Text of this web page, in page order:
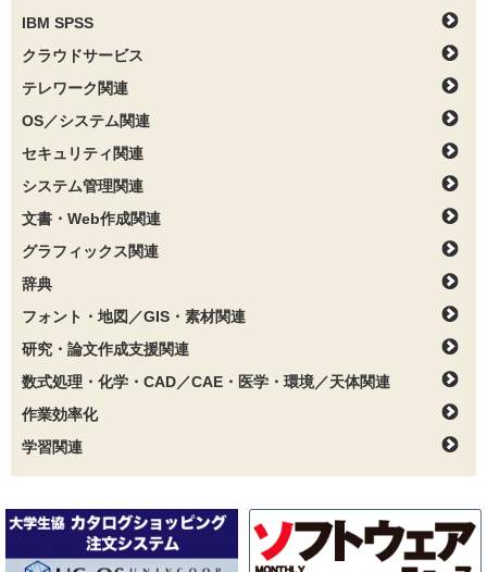
IBM SPSS
クラウドサービス
テレワーク関連
OS／システム関連
セキュリティ関連
システム管理関連
文書・Web作成関連
グラフィックス関連
辞典
フォント・地図／GIS・素材関連
研究・論文作成支援関連
数式処理・化学・CAD／CAE・医学・環境／天体関連
作業効率化
学習関連